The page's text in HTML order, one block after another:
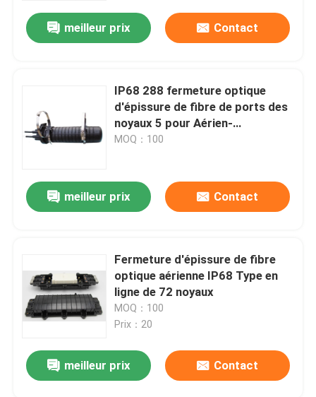
Maison
Vidéos
Visite d'usine
meilleur prix Contact
IP68 288 fermeture optique
d'épissure de fibre de ports des
noyaux 5 pour Aérien-
accrocher/Mur-support
MOQ：100
meilleur prix Contact
Fermeture d'épissure de fibre
optique aérienne IP68 Type en
ligne de 72 noyaux
MOQ：100
Prix：20
meilleur prix Contact